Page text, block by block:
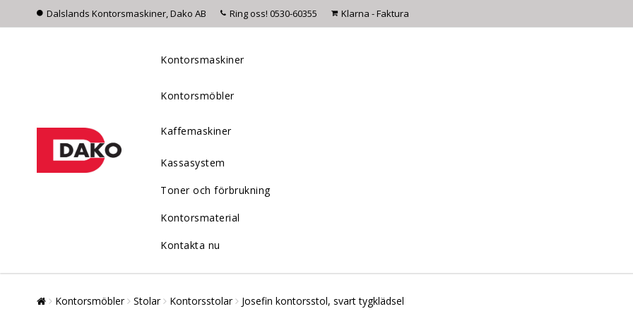
Dalslands Kontorsmaskiner, Dako AB Ring oss! 0530-60355 Klarna - Faktura
Kontorsmaskiner
Kontorsmöbler
Kaffemaskiner
Kassasystem
Toner och förbrukning
Kontorsmaterial
Kontakta nu
Kontorsmöbler Stolar Kontorsstolar Josefin kontorsstol, svart tygklädsel